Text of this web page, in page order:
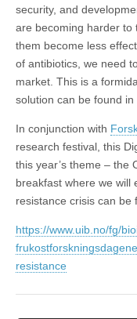
security, and
are becoming harder to
them become less
of antibiotics, we need
market. This is a
solution can be found
In conjunction with
research festival, this
this year’s theme – the
breakfast where we will
resistance crisis can be
https://www.uib.no/fg/
resistance